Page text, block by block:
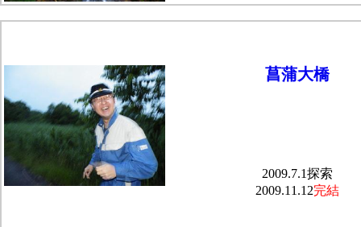
菖蒲大橋
2009.7.1探索
2009.11.12完結